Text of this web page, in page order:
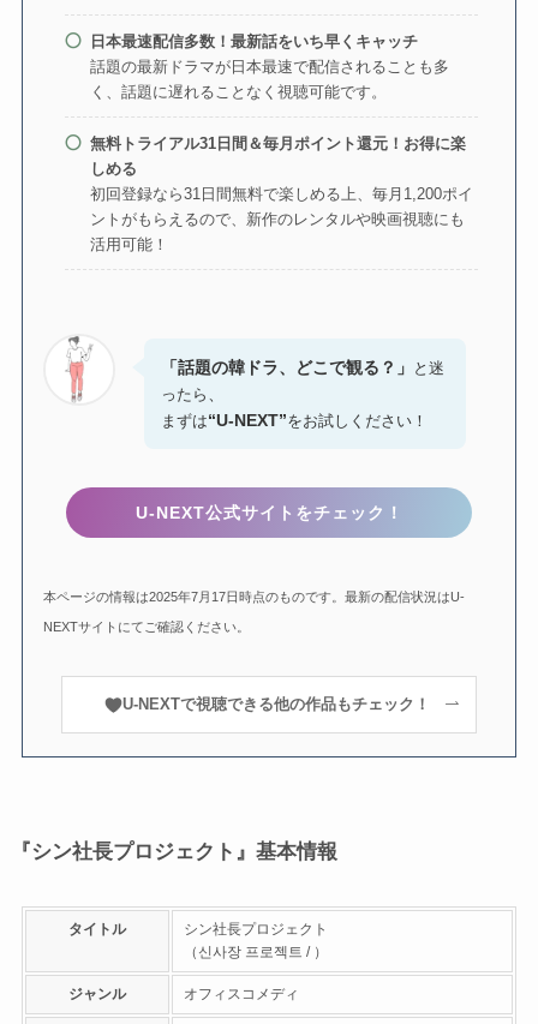
日本最速配信多数！最新話をいち早くキャッチ
話題の最新ドラマが日本最速で配信されることも多
く、話題に遅れることなく視聴可能です。
無料トライアル31日間＆毎月ポイント還元！お得に楽
しめる
初回登録なら31日間無料で楽しめる上、毎月1,200ポイ
ントがもらえるので、新作のレンタルや映画視聴にも
活用可能！
「話題の韓ドラ、どこで観る？」
と迷
ったら
まずは“U-NEXT”をお試しください！
U-NEXT公式サイトをチェック！
本ページの情報は2025年7月17日時点のものです。最新の配信状況はU-
NEXTサイトにてご確認ください。
U-NEXTで視聴できる他の作品もチェック！
『シン社長プロジェクト』基本情報
タイトル
シン社長プロジェクト
（신사장 프로젝트 / ）
ジャンル オフィスコメディ